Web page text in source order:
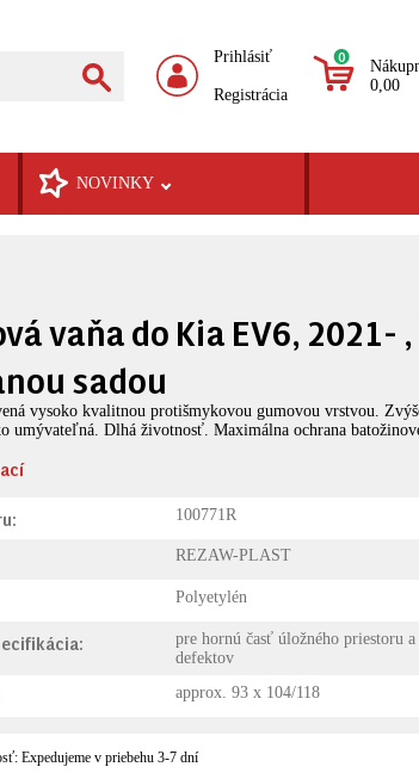
Prihlásiť
Registrácia
0
0,00
NOVINKY
vaňa do Kia EV6, 2021-
sadou
vysoko kvalitnou protišmykovou gumovou vrstvou.
umývateľná. Dlhá životnosť. Maximálna ochrana
100771R
REZAW-PLAST
Polyetylén
pre hornú časť úložného priestoru
defektov
approx. 93 x 104/118
Expedujeme v priebehu 3-7 dní